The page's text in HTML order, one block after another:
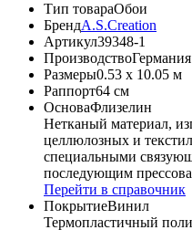
Тип товараОбои
БрендA.S.Creation
Артикул39348-1
ПроизводствоГермания
Размеры0.53 x 10.05 м
Раппорт64 см
ОсноваФлизелин
Нетканый материал,
целлюлозных и
специальными
последующим
Перейти в справочник
ПокрытиеВинил
Термопластичный